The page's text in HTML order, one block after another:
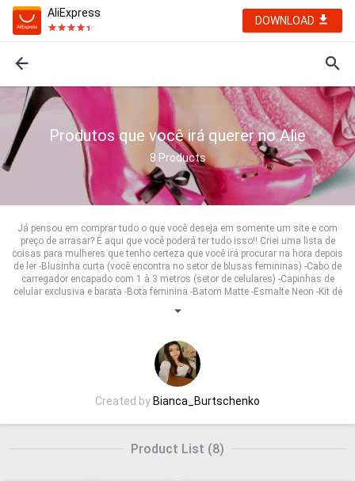
AliExpress
DOWNLOAD
Produtos que você irá querer no Alie
8 Products
Já pensou em comprar tudo o que você deseja em somente um site e com
preço de arrasar? É aqui que você poderá ter tudo isso!! Criei uma lista de
coisas para mulheres que tenho certeza que você irá procurar na hora depois
de ler -Blusinha curta (você encontra no setor de blusas femininas) -Cabo de
carregador encapado com 1 à 3 metros (setor de celulares) -Capinhas de
celular exclusiva e barata -Bota feminina -Batom Matte -Esmalte Neon -Kit de
divertimento!!
Created byBianca_Burtschenko
Product List (8)